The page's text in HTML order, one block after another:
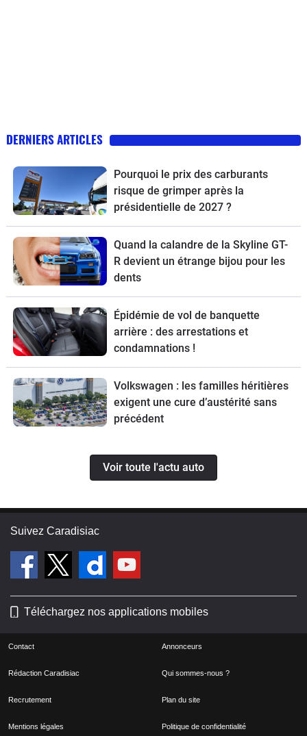
DERNIERS ARTICLES
Pourquoi le prix des carburants
risque de grimper après la
présidentielle de 2027 ?
Quand la calandre de la Skyline GT-
R devient un étrange bijou pour les
dents
Épidémie de vol de banquette
arrière : des arrestations et
condamnations !
Volkswagen : les familles héritières
exigent une cure d’austérité sans
précédent
Voir toute l'actu auto
Suivez Caradisiac
Téléchargez nos applications mobiles
Contact Annonceurs
Rédaction Caradisiac Qui sommes-nous ?
Recrutement Plan du site
Mentions légales Politique de confidentialité